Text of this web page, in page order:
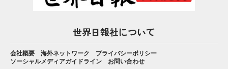
世界日報社について
会社概要 海外ネットワーク
プライバシーポリシー
ソーシャルメディアガイドライン
お問い合わせ